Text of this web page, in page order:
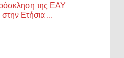
της ΕΑΥ
στην Ετήσια ...